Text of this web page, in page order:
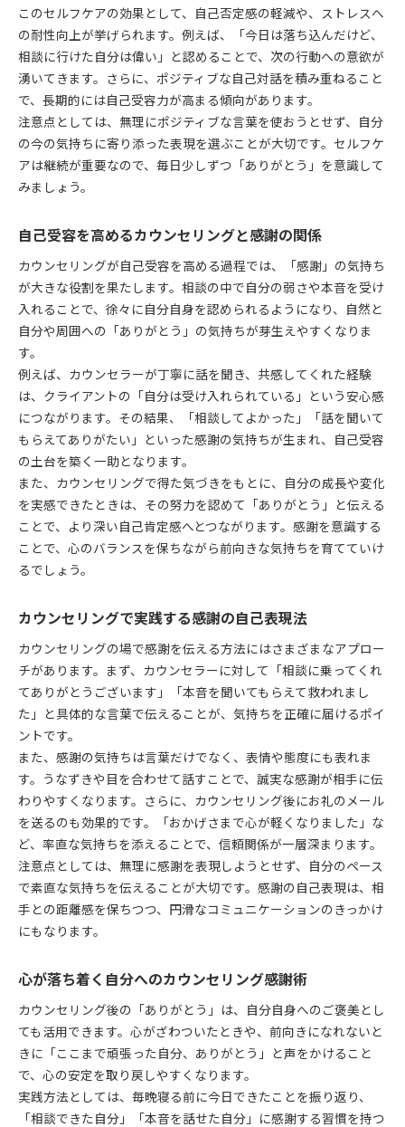
このセルフケアの効果として、自己否定感の軽減や、ストレスへ
の耐性向上が挙げられます。例えば、「今日は落ち込んだけど、
相談に行けた自分は偉い」と認めることで、次の行動への意欲が
湧いてきます。さらに、ポジティブな自己対話を積み重ねること
で、長期的には自己受容力が高まる傾向があります。
注意点としては、無理にポジティブな言葉を使おうとせず、自分
の今の気持ちに寄り添った表現を選ぶことが大切です。セルフケ
アは継続が重要なので、毎日少しずつ「ありがとう」を意識して
みましょう。
自己受容を高めるカウンセリングと感謝の関係
カウンセリングが自己受容を高める過程では、「感謝」の気持ち
が大きな役割を果たします。相談の中で自分の弱さや本音を受け
入れることで、徐々に自分自身を認められるようになり、自然と
自分や周囲への「ありがとう」の気持ちが芽生えやすくなりま
す。
例えば、カウンセラーが丁寧に話を聞き、共感してくれた経験
は、クライアントの「自分は受け入れられている」という安心感
につながります。その結果、「相談してよかった」「話を聞いて
もらえてありがたい」といった感謝の気持ちが生まれ、自己受容
の土台を築く一助となります。
また、カウンセリングで得た気づきをもとに、自分の成長や変化
を実感できたときは、その努力を認めて「ありがとう」と伝える
ことで、より深い自己肯定感へとつながります。感謝を意識する
ことで、心のバランスを保ちながら前向きな気持ちを育てていけ
るでしょう。
カウンセリングで実践する感謝の自己表現法
カウンセリングの場で感謝を伝える方法にはさまざまなアプロー
チがあります。まず、カウンセラーに対して「相談に乗ってくれ
てありがとうございます」「本音を聞いてもらえて救われまし
た」と具体的な言葉で伝えることが、気持ちを正確に届けるポイ
ントです。
また、感謝の気持ちは言葉だけでなく、表情や態度にも表れま
す。うなずきや目を合わせて話すことで、誠実な感謝が相手に伝
わりやすくなります。さらに、カウンセリング後にお礼のメール
を送るのも効果的です。「おかげさまで心が軽くなりました」な
ど、率直な気持ちを添えることで、信頼関係が一層深まります。
注意点としては、無理に感謝を表現しようとせず、自分のペース
で素直な気持ちを伝えることが大切です。感謝の自己表現は、相
手との距離感を保ちつつ、円滑なコミュニケーションのきっかけ
にもなります。
心が落ち着く自分へのカウンセリング感謝術
カウンセリング後の「ありがとう」は、自分自身へのご褒美とし
ても活用できます。心がざわついたときや、前向きになれないと
きに「ここまで頑張った自分、ありがとう」と声をかけること
で、心の安定を取り戻しやすくなります。
実践方法としては、毎晩寝る前に今日できたことを振り返り、
「相談できた自分」「本音を話せた自分」に感謝する習慣を持つ